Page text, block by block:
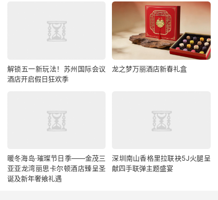
解锁五一新玩法！苏州国际会议
酒店开启假日狂欢季
龙之梦万丽酒店新春礼盒
暖冬海岛·璀璨节日季——金茂三
亚亚龙湾丽思卡尔顿酒店臻呈圣
诞及新年奢飨礼遇
深圳南山香格里拉联袂5J火腿呈
献四手联弹主题盛宴